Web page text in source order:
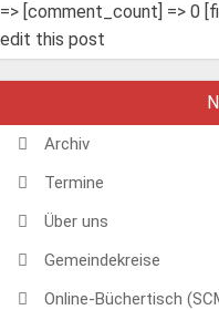
=> [comment_count] => 0
edit this post
Archiv
Termine
Über uns
Gemeindekreise
Online-Büchertisch